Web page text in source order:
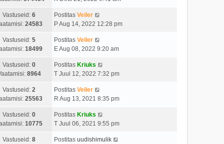
Vastuseid: 6
24583
Postitas Veiler
P Aug 14, 2022 12:28 pm
Vastuseid: 5
18499
Postitas Veiler
E Aug 08, 2022 9:20 am
Vastuseid: 0
8964
Postitas Kriuks
T Juul 12, 2022 7:32 pm
Vastuseid: 2
25563
Postitas Veiler
R Aug 13, 2021 8:35 pm
Vastuseid: 0
10775
Postitas Kriuks
T Juul 06, 2021 9:55 pm
Vastuseid: 8
Postitas uudishimulik